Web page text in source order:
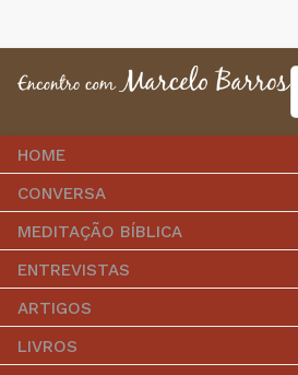
HOME
CONVERSA
MEDITAÇÃO BÍBLICA
ENTREVISTAS
ARTIGOS
LIVROS